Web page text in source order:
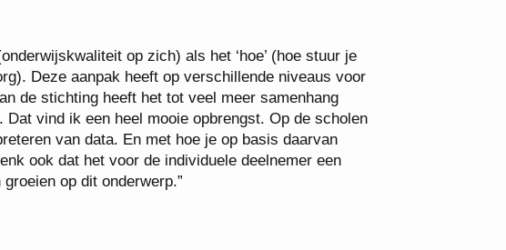
op zich) als het ‘hoe’ (hoe stuur je
Deze aanpak heeft op verschillende niveaus voor
de stichting heeft het tot veel meer samenhang
vind ik een heel mooie opbrengst. Op de scholen
van data. En met hoe je op basis daarvan
ook dat het voor de individuele deelnemer een
op dit onderwerp.”